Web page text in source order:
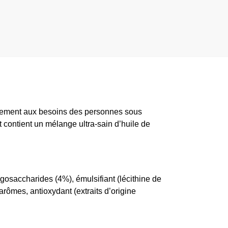
aux besoins des personnes sous
un mélange ultra-sain d’huile de
(4%), émulsifiant (lécithine de
antioxydant (extraits d’origine